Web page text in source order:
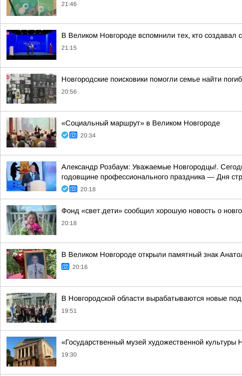
21:46
В Великом Новгороде вспомнили тех, кто создавал
21:15
Новгородские поисковики помогли семье найти
20:56
«Социальный маршрут» в Великом Новгороде
20:34
Александр Розбаум: Уважаемые Новгородцы!.
годовщине профессионального праздника — Дня
20:18
Фонд «свет.дети» сообщил хорошую новость о
20:18
В Великом Новгороде открыли памятный знак
20:16
В Новгородской области вырабатываются новые
19:51
«Государственный музей художественной
19:30